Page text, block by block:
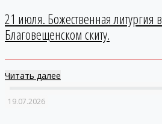
21 июля. Божественная литургия в
Благовещенском скиту.
Читать далее
19.07.2026